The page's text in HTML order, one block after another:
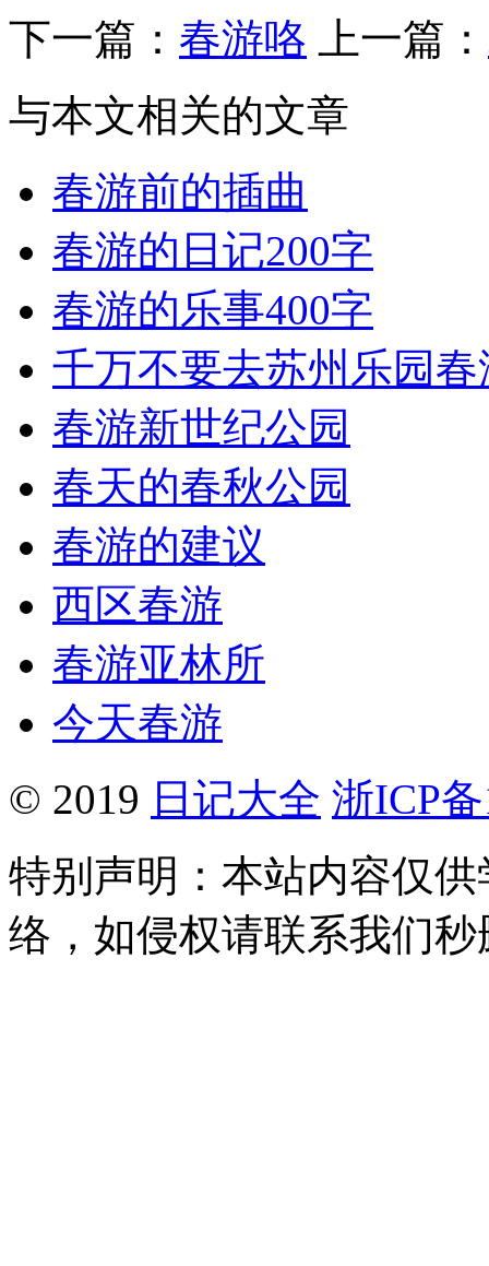
下一篇： 春游咯 上一篇：
与本文相关的文章
春游前的插曲
春游的日记200字
春游的乐事400字
千万不要去苏州乐园春
春游新世纪公园
春天的春秋公园
春游的建议
西区春游
春游亚林所
今天春游
© 2019 日记大全 浙ICP
特别声明：本站内容仅
络，如侵权请联系我们秒